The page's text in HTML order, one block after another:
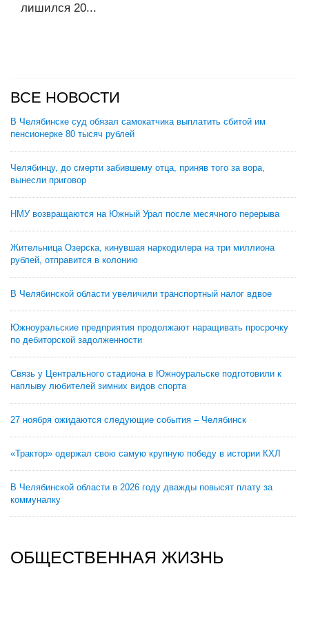
лишился 20...
ВСЕ НОВОСТИ
В Челябинске суд обязал самокатчика выплатить сбитой им
пенсионерке 80 тысяч рублей
Челябинцу, до смерти забившему отца, приняв того за вора,
вынесли приговор
НМУ возвращаются на Южный Урал после месячного перерыва
Жительница Озерска, кинувшая наркодилера на три миллиона
рублей, отправится в колонию
В Челябинской области увеличили транспортный налог вдвое
Южноуральские предприятия продолжают наращивать просрочку
по дебиторской задолженности
Связь у Центрального стадиона в Южноуральске подготовили к
наплыву любителей зимних видов спорта
27 ноября ожидаются следующие события – Челябинск
«Трактор» одержал свою самую крупную победу в истории КХЛ
В Челябинской области в 2026 году дважды повысят плату за
коммуналку
ОБЩЕСТВЕННАЯ ЖИЗНЬ